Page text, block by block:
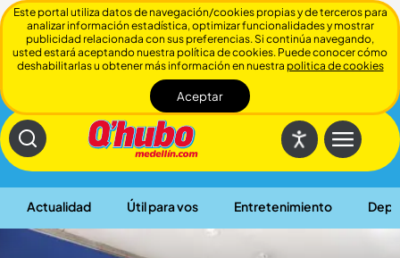
Actualidad Útil para vos Entretenimiento
Cerrar
Este portal utiliza datos de navegación/cookies propias y de terceros para
analizar información estadística, optimizar funcionalidades y mostrar
publicidad relacionada con sus preferencias. Si continúa navegando,
usted estará aceptando nuestra política de cookies. Puede conocer cómo
deshabilitarlas u obtener más información en nuestra politica de cookies
Aceptar